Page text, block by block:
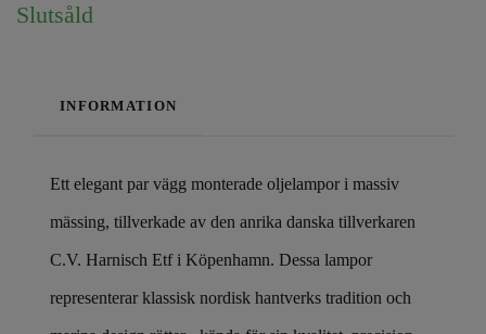
Slutsåld
INFORMATION
Ett elegant par vägg monterade oljelampor i massiv
mässing, tillverkade av den anrika danska tillverkaren
C.V. Harnisch Etf i Köpenhamn. Dessa lampor
representerar klassisk nordisk hantverks tradition och